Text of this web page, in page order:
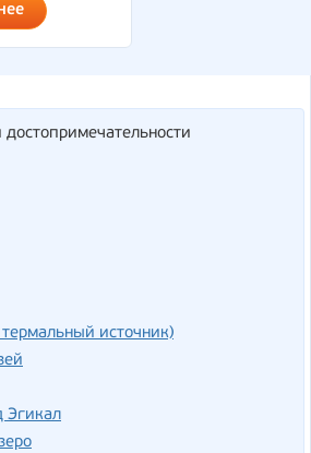
достопримечательности
источник)
Эгикал